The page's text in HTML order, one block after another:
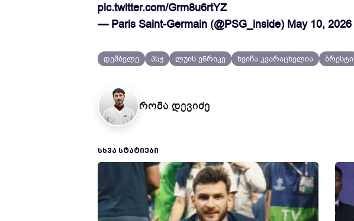
pic.twitter.com/Grm8u6rtYZ
— Paris Saint-Germain (@PSG_inside) May 10, 2026
დემბელე პსჟ ლუის ენრიკე ხვიჩა კვარაცხელია ბრესტი
რომა დევიძე
ᲡᲮᲕᲐ ᲡᲢᲐᲢᲘᲔᲑᲘ